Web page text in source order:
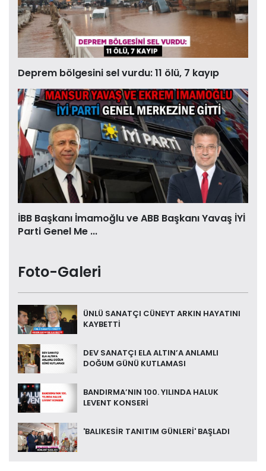
Deprem bölgesini sel vurdu: 11 ölü, 7 kayıp
İBB Başkanı İmamoğlu ve ABB Başkanı Yavaş İYİ
Parti Genel Me ...
Foto-Galeri
ÜNLÜ SANATÇI CÜNEYT ARKIN HAYATINI
KAYBETTİ
DEV SANATÇI ELA ALTIN’A ANLAMLI
DOĞUM GÜNÜ KUTLAMASI
BANDIRMA’NIN 100. YILINDA HALUK
LEVENT KONSERİ
'BALIKESİR TANITIM GÜNLERİ' BAŞLADI